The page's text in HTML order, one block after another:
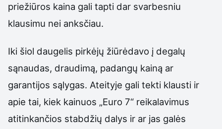
priežiūros kaina gali tapti dar svarbesniu
klausimu nei anksčiau.
Iki šiol daugelis pirkėjų žiūrėdavo į degalų
sąnaudas, draudimą, padangų kainą ar
garantijos sąlygas. Ateityje gali tekti klausti ir
apie tai, kiek kainuos „Euro 7“ reikalavimus
atitinkančios stabdžių dalys ir ar jas galės